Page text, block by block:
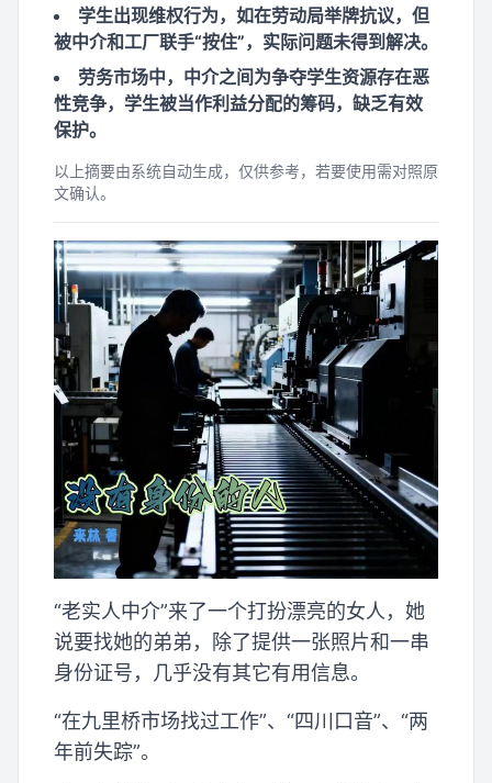
学生出现维权行为，如在劳动局举牌抗议，但
被中介和工厂联手“按住”，实际问题未得到解决。
劳务市场中，中介之间为争夺学生资源存在恶
性竞争，学生被当作利益分配的筹码，缺乏有效
保护。
以上摘要由系统自动生成，仅供参考，若要使用需对照原
文确认。
“老实人中介”来了一个打扮漂亮的女人，她
说要找她的弟弟，除了提供一张照片和一串
身份证号，几乎没有其它有用信息。
“在九里桥市场找过工作”、“四川口音”、“两
年前失踪”。